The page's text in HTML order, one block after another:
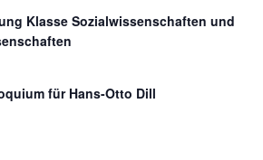
Klasse Sozialwissenschaften und
für Hans-Otto Dill